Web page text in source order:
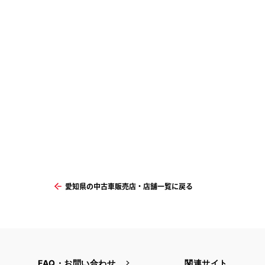
愛知県の中古車販売店・店舗一覧に戻る
FAQ・お問い合わせ 関連サイト